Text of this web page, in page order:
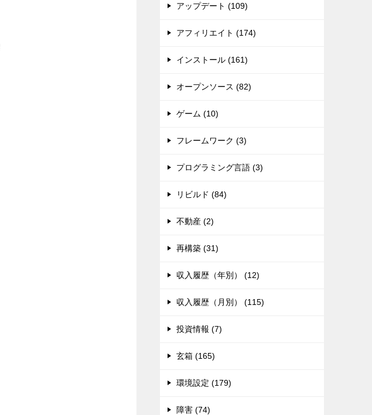
アップデート (109)
アフィリエイト (174)
インストール (161)
オープンソース (82)
ゲーム (10)
フレームワーク (3)
プログラミング言語 (3)
リビルド (84)
不動産 (2)
再構築 (31)
収入履歴（年別） (12)
収入履歴（月別） (115)
投資情報 (7)
玄箱 (165)
環境設定 (179)
障害 (74)